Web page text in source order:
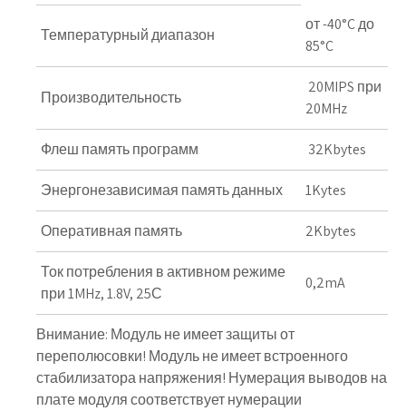
Температурный диапазон
от -40°C до
85°C
Производительность
20MIPS при
20MHz
Флеш память программ 32Kbytes
Энергонезависимая память данных 1Kytes
Оперативная память 2Kbytes
Ток потребления в активном режиме
при 1MHz, 1.8V, 25С
0,2mA
Внимание: Модуль не имеет защиты от
переполюсовки! Модуль не имеет встроенного
стабилизатора напряжения! Нумерация выводов на
плате модуля соответствует нумерации